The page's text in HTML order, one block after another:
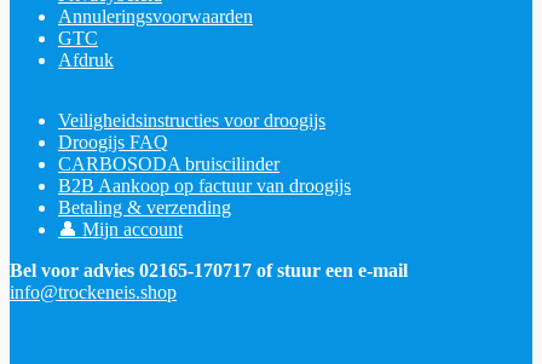
Annuleringsvoorwaarden
GTC
Afdruk
Veiligheidsinstructies voor droogijs
Droogijs FAQ
CARBOSODA bruiscilinder
B2B Aankoop op factuur van droogijs
Betaling & verzending
👤 Mijn account
Bel voor advies 02165-170717 of stuur een e-mail
info@trockeneis.shop